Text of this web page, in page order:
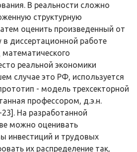
В реальности сложно
структурную
оценить произведенный от
в диссертаци­онной работе
реальной экономики
случае это РФ, используется
- модель трехсекторной
профессором, д.э.н.
На разработанной
можно оценивать
инвестиций и трудовых
их распределение так,